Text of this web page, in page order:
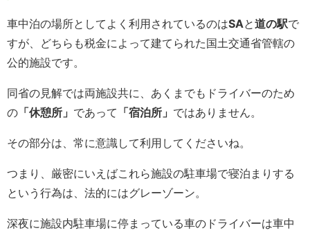
車中泊の場所としてよく利用されているのはSAと道の駅で
すが、どちらも税金によって建てられた国土交通省管轄の
公的施設です。
同省の見解では両施設共に、あくまでもドライバーのため
の 「休憩所」 であって 「宿泊所」 ではありません。
その部分は、常に意識して利用してくださいね。
つまり、厳密にいえばこれら施設の駐車場で寝泊まりする
という行為は、法的にはグレーゾーン。
深夜に施設内駐車場に停まっている車のドライバーは車中